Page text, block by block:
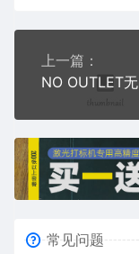
上一篇：
常见问题